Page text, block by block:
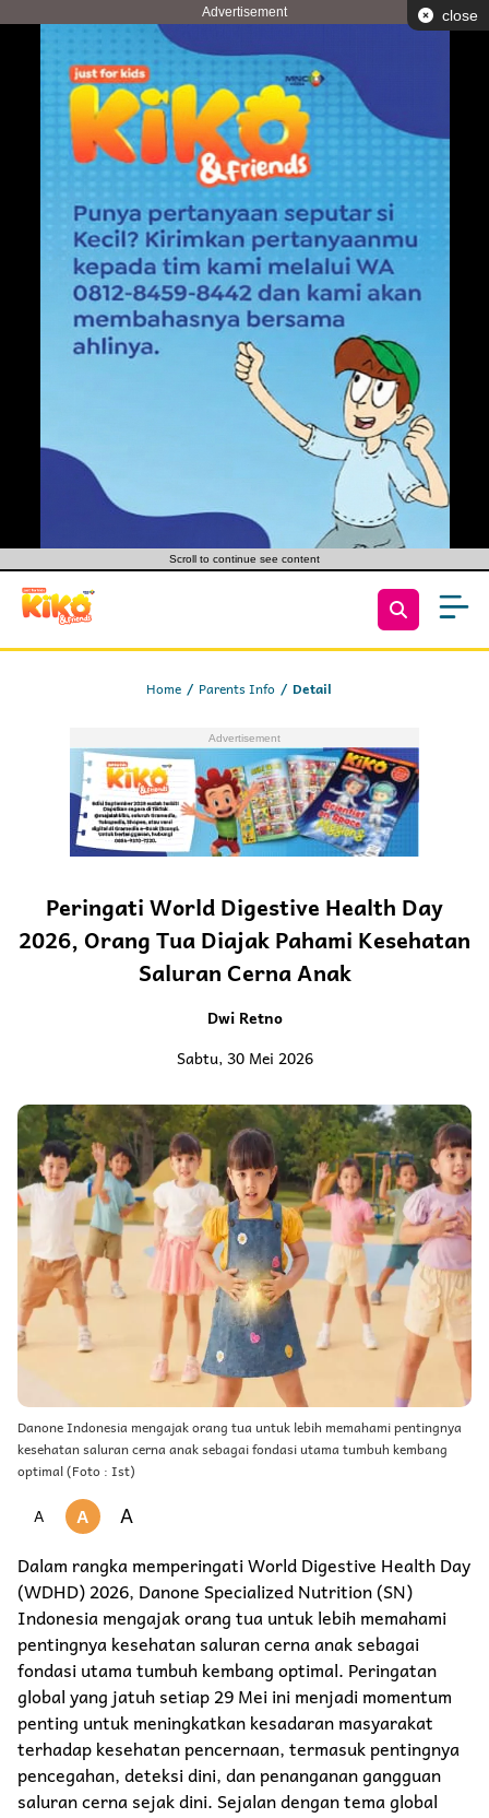
Advertisement close
Scroll to continue see content
Home Parents Info Detail
Peringati World Digestive Health Day
2026, Orang Tua Diajak Pahami Kesehatan
Saluran Cerna Anak
Dwi Retno
Sabtu, 30 Mei 2026
Danone Indonesia mengajak orang tua untuk lebih memahami pentingnya
kesehatan saluran cerna anak sebagai fondasi utama tumbuh kembang
optimal (Foto : Ist)
A A A
Dalam rangka memperingati World Digestive Health Day
(WDHD) 2026, Danone Specialized Nutrition (SN)
Indonesia mengajak orang tua untuk lebih memahami
pentingnya kesehatan saluran cerna anak sebagai
fondasi utama tumbuh kembang optimal. Peringatan
global yang jatuh setiap 29 Mei ini menjadi momentum
penting untuk meningkatkan kesadaran masyarakat
terhadap kesehatan pencernaan, termasuk pentingnya
pencegahan, deteksi dini, dan penanganan gangguan
saluran cerna sejak dini. Sejalan dengan tema global